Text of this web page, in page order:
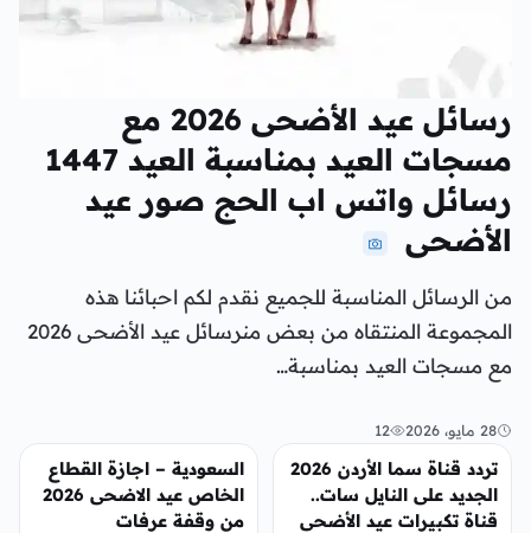
رسائل عيد الأضحى 2026 مع
مسجات العيد بمناسبة العيد 1447
رسائل واتس اب الحج صور عيد
الأضحى
من الرسائل المناسبة للجميع نقدم لكم احبائنا هذه
المجموعة المنتقاه من بعض منرسائل عيد الأضحى 2026
مع مسجات العيد بمناسبة…
28 مايو، 2026 12
تريندات
تردد قناة سما الأردن 2026
الجديد على النايل سات..
قناة تكبيرات عيد الأضحى
أخبار محلية
السعودية – اجازة القطاع
الخاص عيد الاضحى 2026
من وقفة عرفات